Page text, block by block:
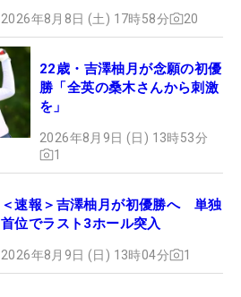
2026年8月8日 (土) 17時58分 20
22歳・吉澤柚月が念願の初優
勝「全英の桑木さんから刺激
を」
2026年8月9日 (日) 13時53分
1
＜速報＞吉澤柚月が初優勝へ 単独
首位でラスト3ホール突入
2026年8月9日 (日) 13時04分 1